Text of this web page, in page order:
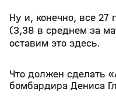
Ну и, конечно, все 27
(3,38 в среднем за
оставим это здесь.
Что должен сделать
бомбардира Дениса